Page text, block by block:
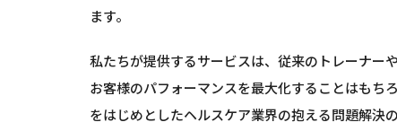
ます。
私たちが提供するサービスは、従来のトレーナー
お客様のパフォーマンスを最大化することはもち
をはじめとしたヘルスケア業界の抱える問題解決